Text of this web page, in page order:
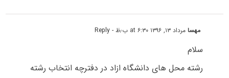
مهسامرداد ۱۳, ۱۳۹۶ at ۶:۳۰ ب٫ظ - Reply
سلام
رشته محل های دانشگاه ازاد در دفترچه انتخاب رشته